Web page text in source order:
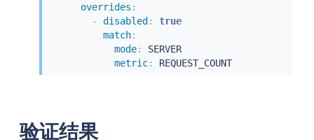
overrides :
-
disabled :
true
match:
mode:
SERVER
metric: REQUEST_COUNT
验证结果